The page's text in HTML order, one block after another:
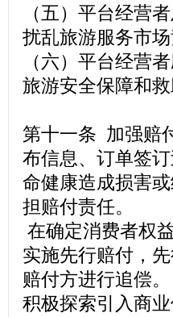
（五）平台经营
扰乱旅游服务市
（六）平台经营
旅游安全保障和
第十一条 加强赔
布信息、订单签
命健康造成损害
担赔付责任。
在确定消费者权
实施先行赔付，
赔付方进行追偿。
积极探索引入商